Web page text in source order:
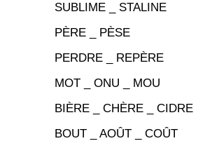
SUBLIME _ STALINE
PÈRE _ PÈSE
PERDRE _ REPÈRE
MOT _ ONU _ MOU
BIÈRE _ CHÈRE _ CIDRE
BOUT _ AOÛT _ COÛT